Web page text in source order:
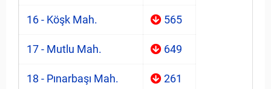
16 - Köşk Mah. 565
17 - Mutlu Mah. 649
18 - Pınarbaşı Mah. 261